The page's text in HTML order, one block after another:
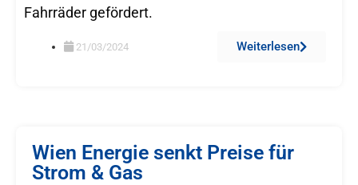
Fahrräder gefördert.
21/03/2024 Weiterlesen
Wien Energie senkt Preise für
Strom & Gas